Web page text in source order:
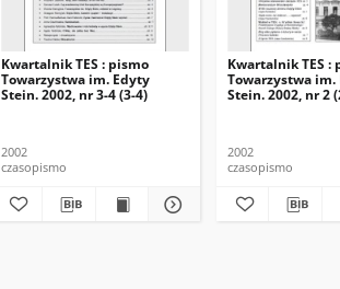
Kwartalnik TES : pismo
Towarzystwa im. Edyty
Stein. 2002, nr 3-4 (3-4)
2002
czasopismo
Kwartalnik TES :
Towarzystwa im.
Stein. 2002, nr 2
2002
czasopismo